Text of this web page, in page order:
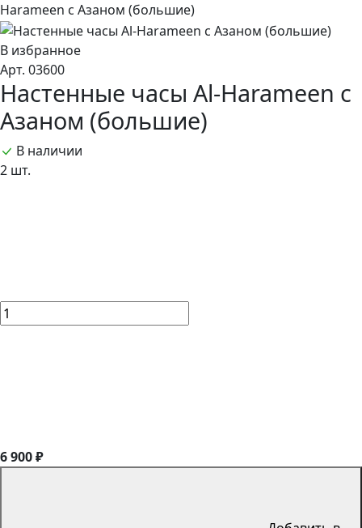
Harameen с Азаном (большие)
В избранное
Арт. 03600
Настенные часы Al-Harameen с
Азаном (большие)
В наличии
2 шт.
6 900 ₽